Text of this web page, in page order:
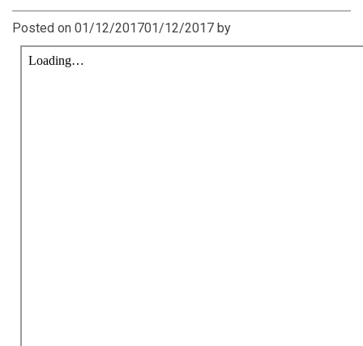
Posted on 01/12/201701/12/2017 by